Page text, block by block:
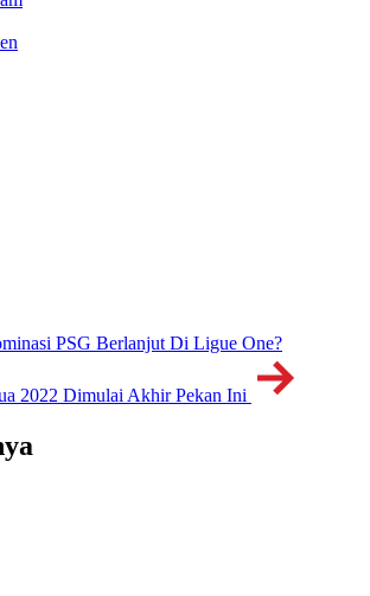
PSG Berlanjut Di Ligue One?
2022 Dimulai Akhir Pekan Ini